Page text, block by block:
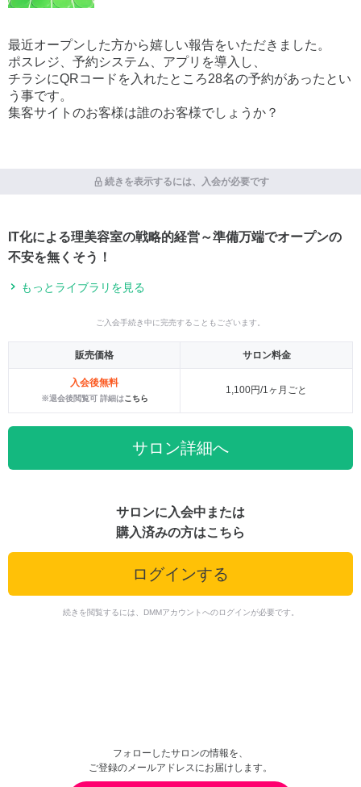
最近オープンした方から嬉しい報告をいただきました。
ポスレジ、予約システム、アプリを導入し、
チラシにQRコードを入れたところ28名の予約があったとい
う事です。
集客サイトのお客様は誰のお客様でしょうか？
続きを表示するには、入会が必要です
IT化による理美容室の戦略的経営～準備万端でオープンの
不安を無くそう！
もっとライブラリを見る
ご入会手続き中に完売することもございます。
販売価格 サロン料金
入会後無料
※退会後閲覧可 詳細はこちら
1,100円/1ヶ月ごと
サロン詳細へ
サロンに入会中または
購入済みの方はこちら
ログインする
続きを閲覧するには、DMMアカウントへのログインが必要です。
フォローしたサロンの情報を、
ご登録のメールアドレスにお届けします。